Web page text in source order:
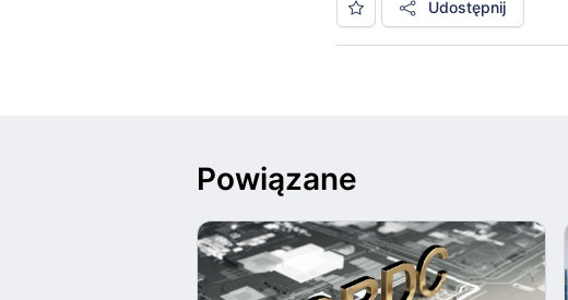
Udostępnij
Powiązane